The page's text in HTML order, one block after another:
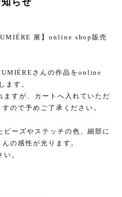
らせ
展】online shop販売
さんの作品を online
ます。
ますが、カートへ入れていただ
すので予めご了承ください。
ビーズやステッチの色、細部に
んの感性が光ります。
。